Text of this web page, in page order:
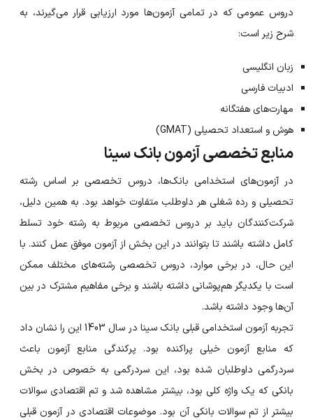
دروس عمومی که در تمامی آزمون‌ها مورد ارزیابی قرار می‌گیرند، به
شرح زیر است:
زبان انگلیسی
ادبیات فارسی
مهارت‌های هفتگانه
هوش و استعداد تحصیلی (GMAT)
منابع تخصصی آزمون بانک سینا
در آزمون‌های استخدامی بانک‌ها، دروس تخصصی بر اساس رشته
تحصیلی و رده شغلی هر داوطلب متفاوت خواهد بود. به همین دلیل،
شرکت‌کنندگان باید بر دروس تخصصی مربوط به رشته خود تسلط
کامل داشته باشند تا بتوانند در این بخش از آزمون موفق عمل کنند. با
این حال، در برخی موارد، دروس تخصصی رشته‌های مختلف ممکن
است با یکدیگر هم‌پوشانی داشته باشند و برخی مفاهیم مشترک در بین
آن‌ها وجود داشته باشد.
تجربه آزمون استخدامی قبلی بانک سینا در سال 1403 این را نشان داد
که منابع آزمون خیلی پراکنده بود. پرکندگی منابع آزمون باعث
سردرگمی داوطلبان شده بود، این سردرگمی به خصوص در بخش
بانکی که یک واژه کلی بود، بیشتر مشاهده شد و تم اقتصادی سوالات
بیشتر از تم سوالات بانکی آن بود. موضوعات اقتصادی در آزمون قبلی